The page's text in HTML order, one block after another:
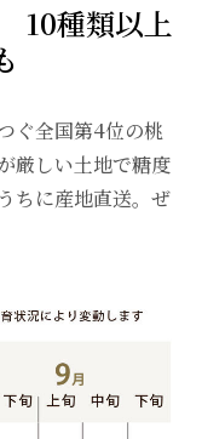
10種類以上
ぐ全国第4位の桃
厳しい土地で糖度
ちに産地直送。ぜ